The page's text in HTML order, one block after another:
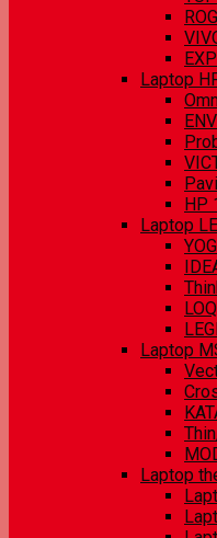
Laptop
HP
Laptop
LOQ
Laptop
Laptop